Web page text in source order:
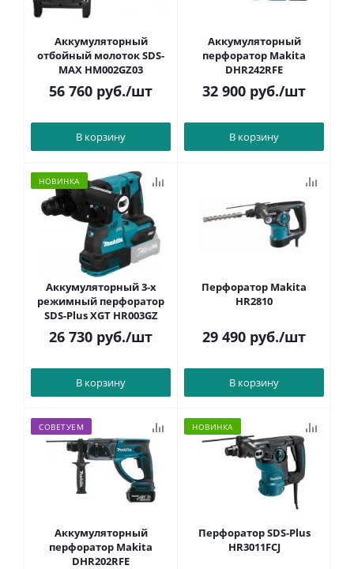
Аккумуляторный
отбойный молоток SDS-
MAX HM002GZ03
56 760 руб./шт
В корзину
Аккумуляторный
перфоратор Makita
DHR242RFE
32 900 руб./шт
В корзину
НОВИНКА
Аккумуляторный 3-х
режимный перфоратор
SDS-Plus XGT HR003GZ
26 730 руб./шт
В корзину
Перфоратор Makita
HR2810
29 490 руб./шт
В корзину
СОВЕТУЕМ
Аккумуляторный
перфоратор Makita
DHR202RFE
НОВИНКА
Перфоратор SDS-Plus
HR3011FCJ